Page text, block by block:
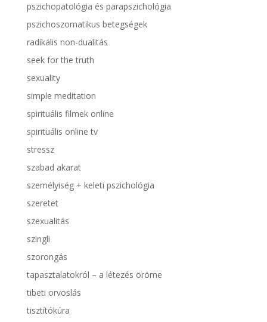
pszichopatológia és parapszichológia
pszichoszomatikus betegségek
radikális non-dualitás
seek for the truth
sexuality
simple meditation
spirituális filmek online
spirituális online tv
stressz
szabad akarat
személyiség + keleti pszichológia
szeretet
szexualitás
szingli
szorongás
tapasztalatokról – a létezés öröme
tibeti orvoslás
tisztítókúra